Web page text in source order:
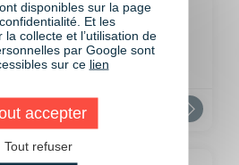
immobilière
disponibles sur la page
Et les
la collecte et l’utilisation de
par Google sont
sur ce lien
accepter
Tout refuser